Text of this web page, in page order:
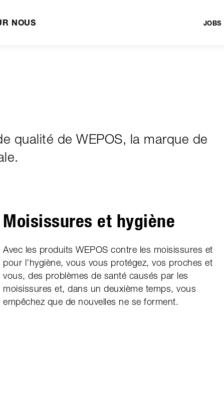
JOBS
NOUS
qualité de WEPOS, la marque de
Moisissures et hygiène
Avec les produits WEPOS contre les moisissures et
pour l’hygiène, vous vous protégez, vos proches et
vous, des problèmes de santé causés par les
moisissures et, dans un deuxième temps, vous
empêchez que de nouvelles ne se forment.